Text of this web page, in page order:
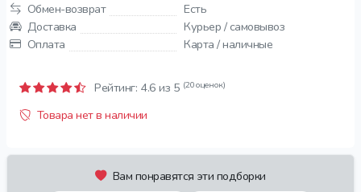
Обмен-возврат
Есть
Доставка
Курьер / самовывоз
Оплата
Карта / наличные
Рейтинг: 4.6 из 5 (20 оценок)
Товара нет в наличии
Вам понравятся эти подборки